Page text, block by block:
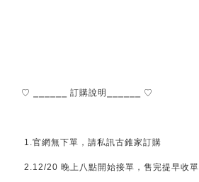
♡ ⎯⎯⎯⎯⎯⎯ 訂購說明⎯⎯⎯⎯⎯⎯ ♡
1.官網無下單，請私訊古錐家訂購
2.12/20 晚上八點開始接單，售完提早收單